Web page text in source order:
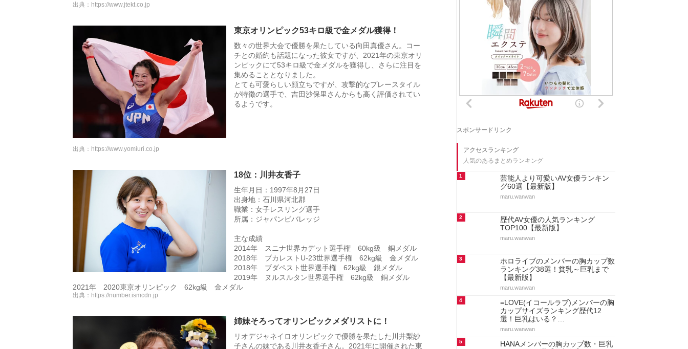
出典： https://www.jtekt.co.jp
東京オリンピック53キロ級で金メダル獲得！
数々の世界大会で優勝を果たしている向田真優さん。コー
チとの婚約も話題になった彼女ですが、2021年の東京オリ
ンピックにて53キロ級で金メダルを獲得し、さらに注目を
集めることとなりました。
とても可愛らしい顔立ちですが、攻撃的なプレースタイル
が特徴の選手で、吉田沙保里さんからも高く評価されてい
るようです。
出典： https://www.yomiuri.co.jp
18位：川井友香子
生年月日：1997年8月27日
出身地：石川県河北郡
職業：女子レスリング選手
所属：ジャパンビバレッジ
主な成績
2014年 スニナ世界カデット選手権 60kg級 銅メダル
2018年 ブカレストU-23世界選手権 62kg級 金メダル
2018年 ブダペスト世界選手権 62kg級 銀メダル
2019年 ヌルスルタン世界選手権 62kg級 銅メダル
2021年 2020東京オリンピック 62kg級 金メダル
出典： https://number.ismcdn.jp
姉妹そろってオリンピックメダリストに！
リオデジャネイロオリンピックで優勝を果たした川井梨紗
子さんの妹である川井友香子さん。2021年に開催された東
スポンサードリンク
アクセスランキング
人気のあるまとめランキング
1
芸能人より可愛いAV女優ランキン
グ60選【最新版】
maru.wanwan
2
歴代AV女優の人気ランキング
TOP100【最新版】
maru.wanwan
3
ホロライブのメンバーの胸カップ数
ランキング38選！貧乳～巨乳まで
【最新版】
maru.wanwan
4
=LOVE(イコールラブ)メンバーの胸
カップサイズランキング歴代12
選！巨乳はいる？…
maru.wanwan
5
HANAメンバーの胸カップ数・巨乳